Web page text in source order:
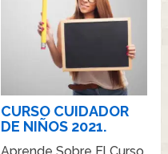
CURSO CUIDADOR
DE NIÑOS 2021.